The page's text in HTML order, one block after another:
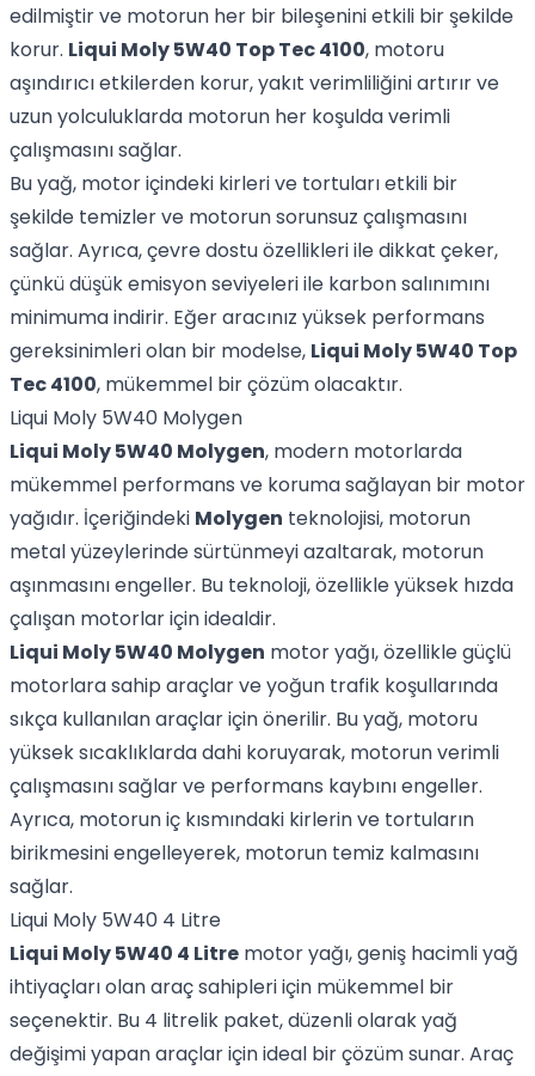
edilmiştir ve motorun her bir bileşenini etkili bir şekilde
korur. Liqui Moly 5W40 Top Tec 4100, motoru
aşındırıcı etkilerden korur, yakıt verimliliğini artırır ve
uzun yolculuklarda motorun her koşulda verimli
çalışmasını sağlar.
Bu yağ, motor içindeki kirleri ve tortuları etkili bir
şekilde temizler ve motorun sorunsuz çalışmasını
sağlar. Ayrıca, çevre dostu özellikleri ile dikkat çeker,
çünkü düşük emisyon seviyeleri ile karbon salınımını
minimuma indirir. Eğer aracınız yüksek performans
gereksinimleri olan bir modelse, Liqui Moly 5W40 Top
Tec 4100, mükemmel bir çözüm olacaktır.
Liqui Moly 5W40 Molygen
Liqui Moly 5W40 Molygen, modern motorlarda
mükemmel performans ve koruma sağlayan bir motor
yağıdır. İçeriğindeki Molygen teknolojisi, motorun
metal yüzeylerinde sürtünmeyi azaltarak, motorun
aşınmasını engeller. Bu teknoloji, özellikle yüksek hızda
çalışan motorlar için idealdir.
Liqui Moly 5W40 Molygen motor yağı, özellikle güçlü
motorlara sahip araçlar ve yoğun trafik koşullarında
sıkça kullanılan araçlar için önerilir. Bu yağ, motoru
yüksek sıcaklıklarda dahi koruyarak, motorun verimli
çalışmasını sağlar ve performans kaybını engeller.
Ayrıca, motorun iç kısmındaki kirlerin ve tortuların
birikmesini engelleyerek, motorun temiz kalmasını
sağlar.
Liqui Moly 5W40 4 Litre
Liqui Moly 5W40 4 Litre motor yağı, geniş hacimli yağ
ihtiyaçları olan araç sahipleri için mükemmel bir
seçenektir. Bu 4 litrelik paket, düzenli olarak yağ
değişimi yapan araçlar için ideal bir çözüm sunar. Araç